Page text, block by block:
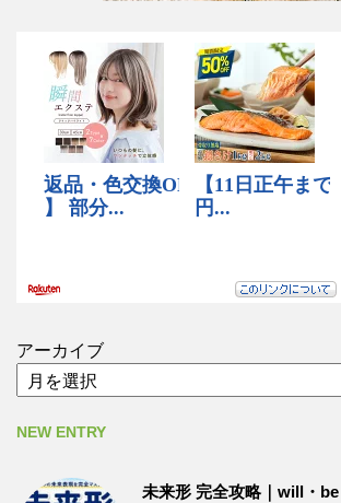
アーカイブ
NEW ENTRY
未来形 完全攻略｜will・